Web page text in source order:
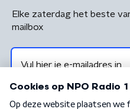
Elke zaterdag het beste
mailbox